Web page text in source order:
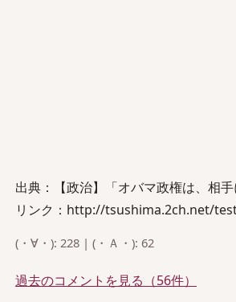
出典：【政治】「オバマ政権は、相
リンク：http://tsushima.2ch.net/
(・∀・): 228 | (・Ａ・): 62
過去のコメントを見る（56件）